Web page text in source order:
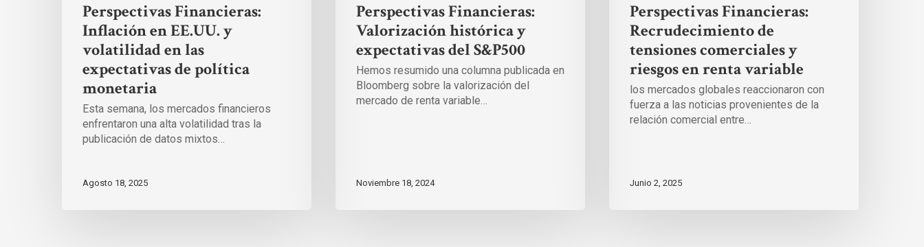
Perspectivas Financieras:
Inflación en EE.UU. y
volatilidad en las
expectativas de política
monetaria
Esta semana, los mercados financieros
enfrentaron una alta volatilidad tras la
publicación de datos mixtos…
Agosto 18, 2025
Perspectivas Financieras:
Valorización histórica y
expectativas del S&P500
Hemos resumido una columna publicada en
Bloomberg sobre la valorización del
mercado de renta variable…
Noviembre 18, 2024
Perspectivas Financieras:
Recrudecimiento de
tensiones comerciales y
riesgos en renta variable
los mercados globales reaccionaron con
fuerza a las noticias provenientes de la
relación comercial entre…
Junio 2, 2025